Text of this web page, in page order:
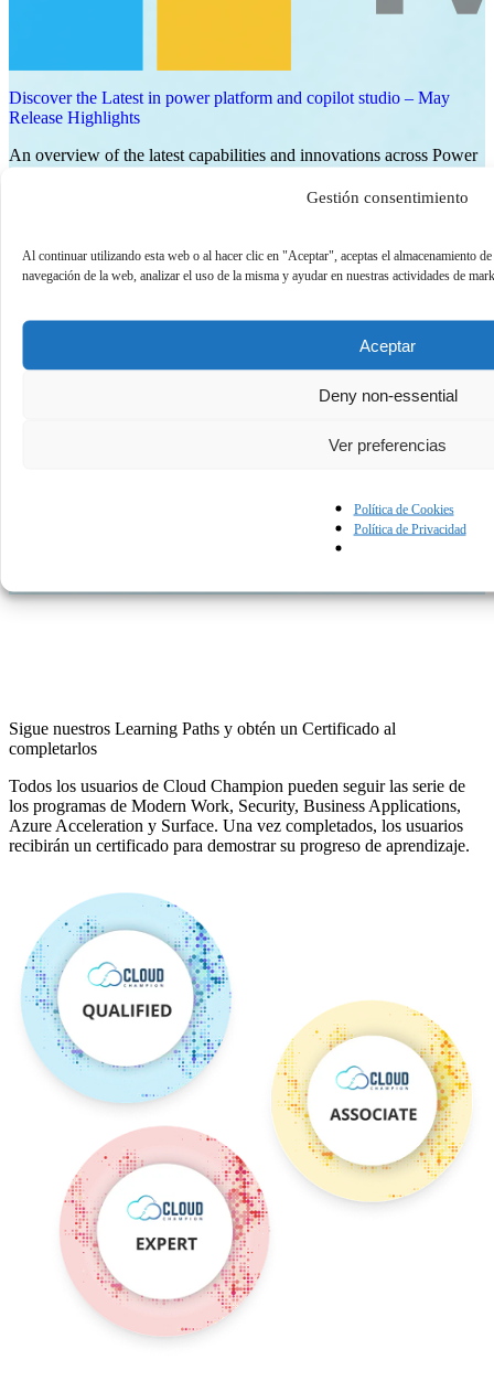
Gestión consentimiento
Al continuar utilizando esta web o al hacer clic en "Aceptar", aceptas el almacenamiento
navegación de la web, analizar el uso de la misma y ayudar en nuestras actividades de
Aceptar
Deny non-essential
Ver preferencias
Política de Cookies
Política de Privacidad
Discover the Latest in power platform and copilot studio – May
Release Highlights
An overview of the latest capabilities and innovations across Power
partners build copilots, automate processes, an…
On-Demand
Sigue nuestros Learning Paths y obtén un Certificado al
completarlos
Todos los usuarios de Cloud Champion pueden seguir las serie de
los programas de Modern Work, Security, Business Applications,
Azure Acceleration y Surface. Una vez completados, los usuarios
recibirán un certificado para demostrar su progreso de aprendizaje.